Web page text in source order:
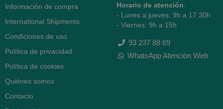
Información de compra
International Shipments
Condiciones de uso
Política de privacidad
Política de cookies
Quiénes somos
Contacto
Horario de atención:
- Lunes a jueves: 9h a 17.30h
- Viernes: 9h a 15h
93 237 88 69
WhatsApp Atención Web